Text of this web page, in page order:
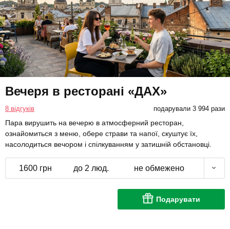
Вечеря в ресторані «ДАХ»
8 відгуків подарували 3 994 рази
Пара вирушить на вечерю в атмосферний ресторан,
ознайомиться з меню, обере страви та напої, скуштує їх,
насолодиться вечором і спілкуванням у затишній обстановці.
1600 грн до 2 люд. не обмежено
Подарувати